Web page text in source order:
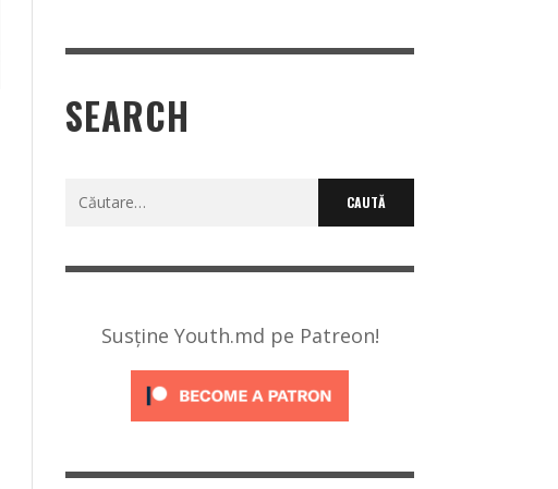
SEARCH
Caută
Susține Youth.md pe Patreon!